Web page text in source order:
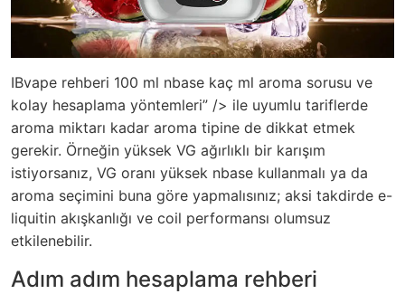
IBvape rehberi 100 ml nbase kaç ml aroma sorusu ve
kolay hesaplama yöntemleri” /> ile uyumlu tariflerde
aroma miktarı kadar aroma tipine de dikkat etmek
gerekir. Örneğin yüksek VG ağırlıklı bir karışım
istiyorsanız, VG oranı yüksek nbase kullanmalı ya da
aroma seçimini buna göre yapmalısınız; aksi takdirde e-
liquitin akışkanlığı ve coil performansı olumsuz
etkilenebilir.
Adım adım hesaplama rehberi